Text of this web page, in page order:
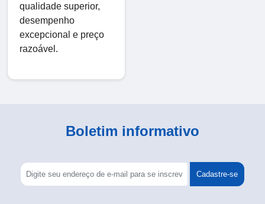
qualidade superior,
desempenho
excepcional e preço
razoável.
Boletim informativo
Cadastre-se